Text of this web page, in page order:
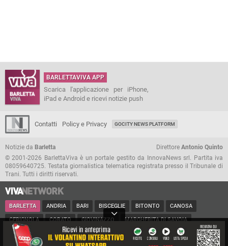
BARLETTAVIVA APP
Scarica l'applicazione per iPhone,
iPad e Android e ricevi notizie push
Contatti Policy e Privacy GOCITY NEWS PLATFORM
Notizie da Barletta Direttore Antonio Quinto
© 2001-2026 BarlettaViva è un portale gestito da InnovaNews srl. Partita iva
08059640725. Testata giornalistica telematica registrata presso il Tribunale di
Trani. Tutti i diritti riservati.
BARLETTA ANDRIA BARI BISCEGLIE BITONTO CANOSA
CERIGNOLA CORATO GIOVINAZZO MARGHERITA DI SAVOIA
MINERVINO MODUGNO MOLFETTA PUGLIA RUVO